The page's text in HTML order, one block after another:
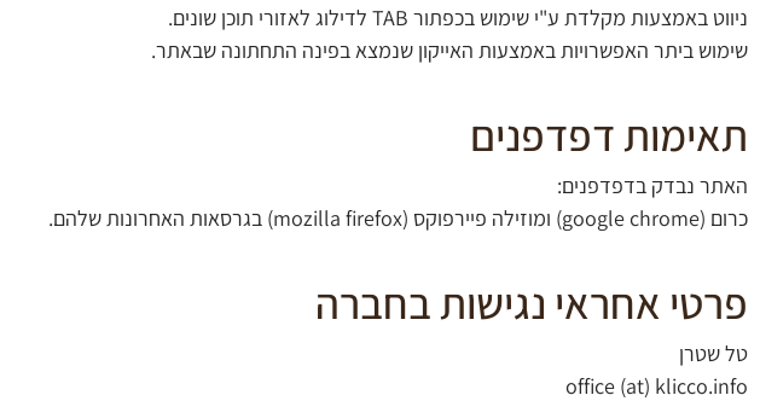
ניווט באמצעות מקלדת ע"י שימוש בכפתור TAB לדילוג לאזורי תוכן שונים.
שימוש ביתר האפשרויות באמצעות האייקון שנמצא בפינה התחתונה שבאתר.
תאימות דפדפנים
האתר נבדק בדפדפנים:
כרום (google chrome) ומוזילה פיירפוקס (mozilla firefox) בגרסאות האחרונות שלהם.
פרטי אחראי נגישות בחברה
טל שטרן
office (at) klicco.info